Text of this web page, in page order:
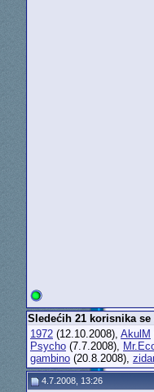
Sledećih 21 korisnika
1972(12.10.2008), AkulM
Psycho(7.7.2008),
gambino(20.8.2008),
4.7.2008, 13:26